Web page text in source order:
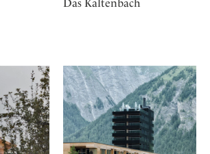
Das Kaltenbach